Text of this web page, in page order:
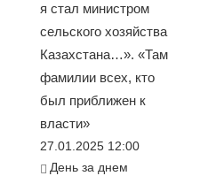
я стал министром
сельского хозяйства
Казахстана…». «Там
фамилии всех, кто
был приближен к
власти»
27.01.2025 12:00
День за днем